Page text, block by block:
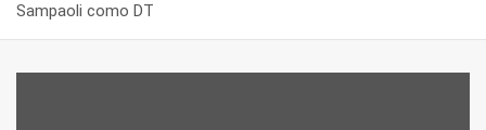
Sampaoli como DT